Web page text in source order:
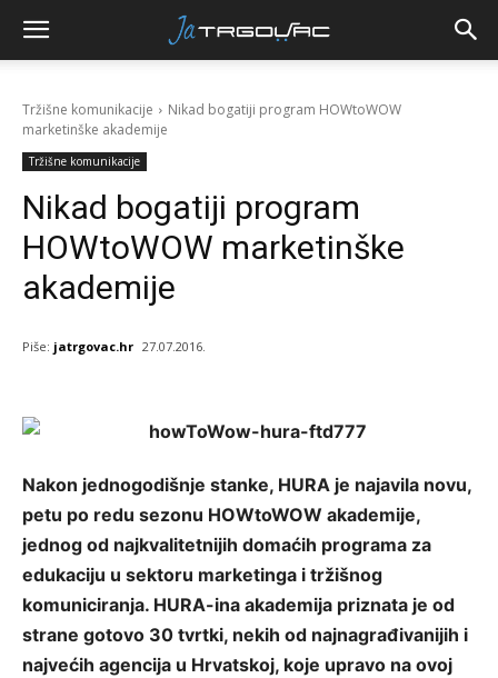
Tržišne komunikacije
Nikad bogatiji program HOWtoWOW
marketinške akademije
Tržišne komunikacije
Nikad bogatiji program
HOWtoWOW marketinške
akademije
Piše: jatrgovac.hr 27.07.2016.
Nakon jednogodišnje stanke, HURA je najavila novu,
petu po redu sezonu HOWtoWOW akademije,
jednog od najkvalitetnijih domaćih programa za
edukaciju u sektoru marketinga i tržišnog
komuniciranja. HURA-ina akademija priznata je od
strane gotovo 30 tvrtki, nekih od najnagrađivanijih i
najvećih agencija u Hrvatskoj, koje upravo na ovoj